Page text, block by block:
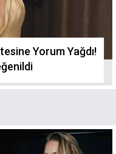
Yorum Yağdı!